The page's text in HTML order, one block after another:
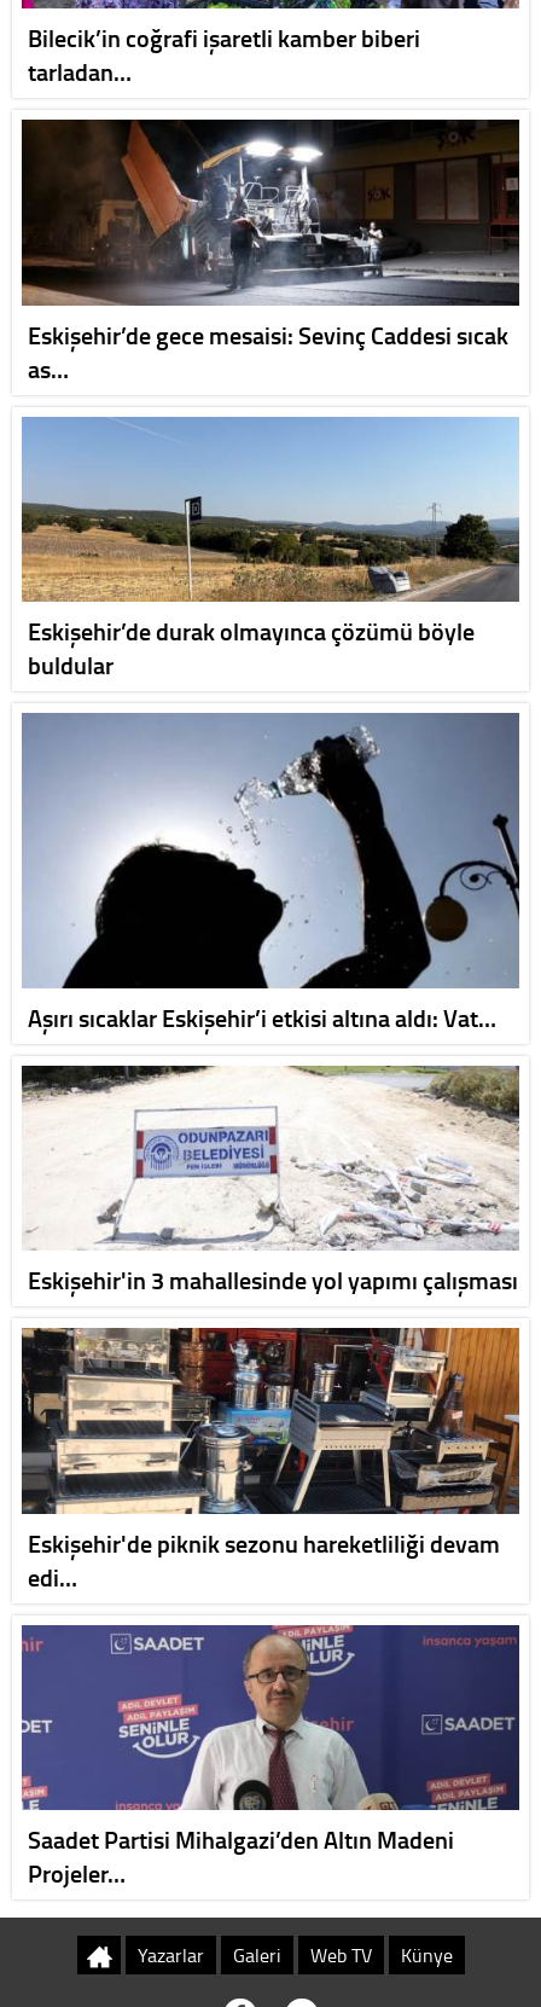
Bilecik’in coğrafi işaretli kamber biberi
tarladan…
Eskişehir’de gece mesaisi: Sevinç Caddesi sıcak
as…
Eskişehir’de durak olmayınca çözümü böyle
buldular
Aşırı sıcaklar Eskişehir’i etkisi altına aldı: Vat…
Eskişehir'in 3 mahallesinde yol yapımı çalışması
Eskişehir'de piknik sezonu hareketliliği devam
edi…
Saadet Partisi Mihalgazi’den Altın Madeni
Projeler…
Yazarlar Galeri Web TV Künye